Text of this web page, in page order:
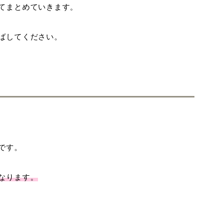
まとめていきます。
してください。
す。
ります。